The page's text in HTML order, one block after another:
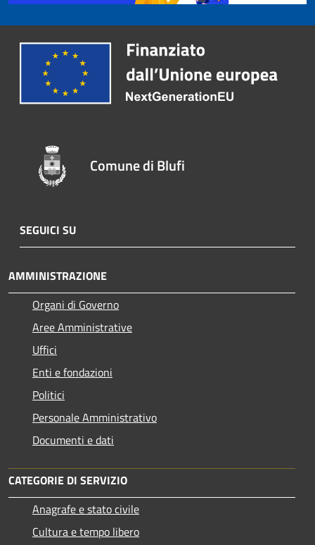
Comune di Blufi
SEGUICI SU
AMMINISTRAZIONE
Organi di Governo
Aree Amministrative
Uffici
Enti e fondazioni
Politici
Personale Amministrativo
Documenti e dati
CATEGORIE DI SERVIZIO
Anagrafe e stato civile
Cultura e tempo libero